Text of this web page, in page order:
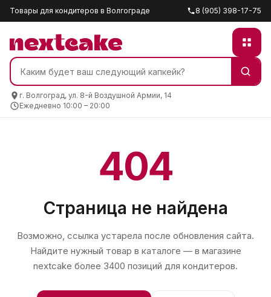
Товары для кондитеров в Волгограде 8 (905) 398-17-75
г. Волгоград, ул. 8-й Воздушной Армии, 14
Ежедневно 10:00 – 20:00
404
Страница не найдена
Возможно, ссылка устарела после обновления сайта.
Найдите нужный товар в каталоге — в магазине
nextcake более 3400 позиций для кондитеров.